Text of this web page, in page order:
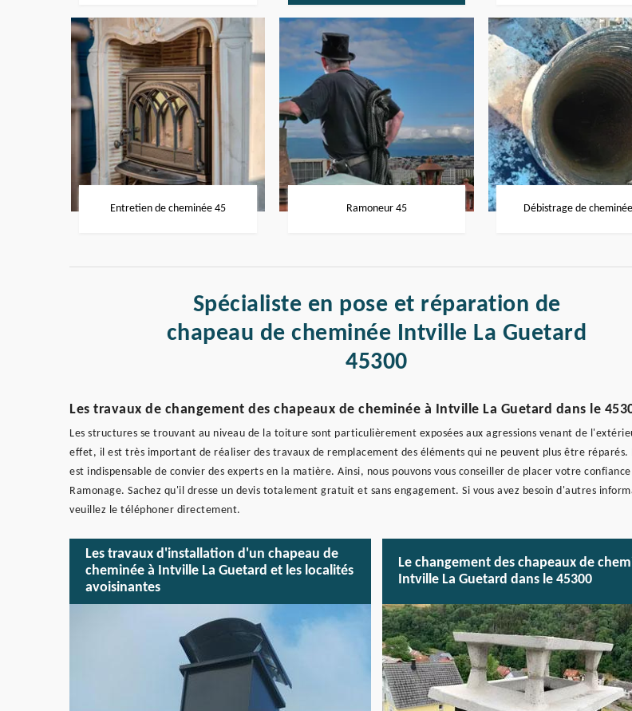
Entretien de cheminée 45 Ramoneur 45 Débistrage de
Spécialiste en pose et réparation de
chapeau de cheminée Intville La Guetard
45300
Les travaux de changement des chapeaux de cheminée à Intville La Guetard dans le
Les structures se trouvant au niveau de la toiture sont particulièrement exposées aux agressions venant de
effet, il est très important de réaliser des travaux de remplacement des éléments qui ne peuvent plus être réparés.
est indispensable de convier des experts en la matière. Ainsi, nous pouvons vous conseiller de placer votre confiance
Ramonage. Sachez qu'il dresse un devis totalement gratuit et sans engagement. Si vous avez besoin d'autres
veuillez le téléphoner directement.
Les travaux d'installation d'un chapeau de
cheminée à Intville La Guetard et les localités
avoisinantes
Le changement des chapeaux de
Intville La Guetard dans le 45300